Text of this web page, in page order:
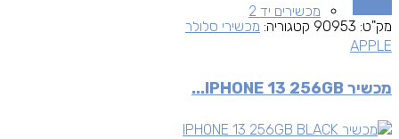
מכשירים יד 2
מק"ט: 90953 קטגוריה: מכשירי סלולר
APPLE
מכשיר IPHONE 13 256GB...